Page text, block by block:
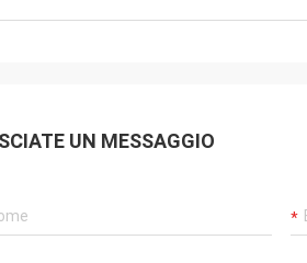
UN MESSAGGIO